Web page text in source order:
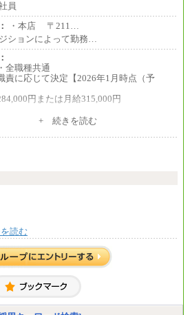
ブリッシング ※2027年新卒募集終了
241,000円
円以上
円以上
円以上
円～37万円
円～25万円
円～48万円
円以上
円〜月給400,000円
円以上
円以上
202,000 円以上 、京都：月給193,000 円
も給与に変更はございません。
員
・本店 〒211…
ションによって勤務…
全職種共通
に応じて決定【2026年1月時点（予
円または月給315,000円
期から、自律的な業務遂行が求めら
う方については、さらに高い金額を個別
え、所定労働時間外に勤務をした場
中も給与に変更はございません。
・全職種共通＞
以上～
+ 続きを読む
読む